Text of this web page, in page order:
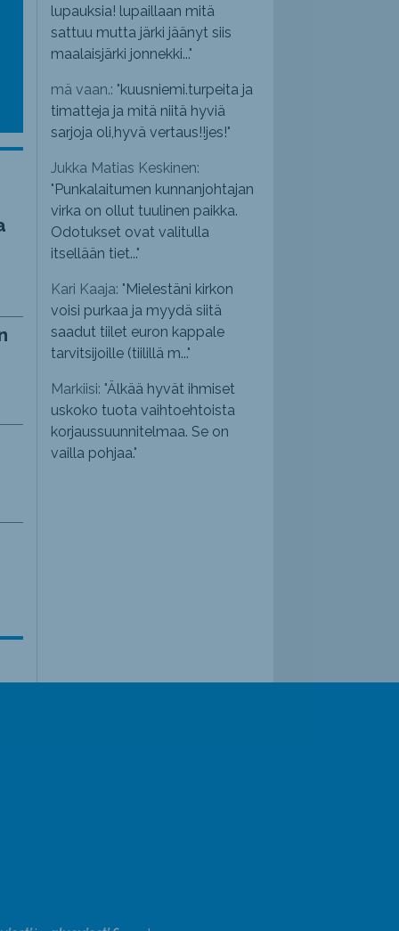
lupauksia! lupaillaan mitä
sattuu mutta järki jäänyt siis
maalaisjärki jonnekki..."
mä vaan.: "kuusniemi.turpeita ja
timatteja ja mitä niitä hyviä
sarjoja oli,hyvä vertaus!!jes!"
Jukka Matias Keskinen:
" Punkalaitumen kunnanjohtajan
virka on ollut tuulinen paikka.
Odotukset ovat valitulla
itsellään tiet..."
Kari Kaaja: " Mielestäni kirkon
voisi purkaa ja myydä siitä
saadut tiilet euron kappale
tarvitsijoille (tiilillä m..."
Markiisi: "Älkää hyvät ihmiset
uskoko tuota vaihtoehtoista
korjaussuunnitelmaa. Se on
vailla pohjaa."